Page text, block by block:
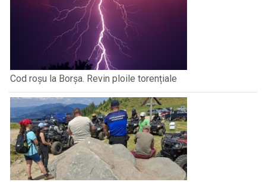
Cod roșu la Borșa. Revin ploile torențiale